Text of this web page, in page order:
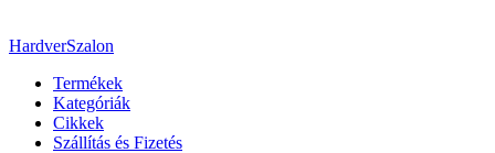
HardverSzalon
Termékek
Kategóriák
Cikkek
Szállítás és Fizetés